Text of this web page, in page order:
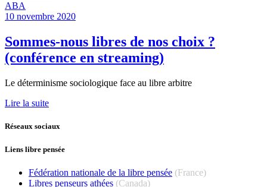
ABA
10 novembre 2020
Sommes-nous libres de nos choix ?
(conférence en streaming)
Le déterminisme sociologique face au libre arbitre
Lire la suite
Réseaux sociaux
Liens libre pensée
Fédération nationale de la libre pensée (France)
Libres penseurs athées (Canada)